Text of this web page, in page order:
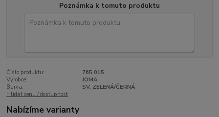
Poznámka k tomuto produktu
Číslo produktu:
765 015
Výrobce:
JOMA
Barva:
SV. ZELENÁ/ČERNÁ
Hlídat cenu / dostupnost
Nabízíme varianty